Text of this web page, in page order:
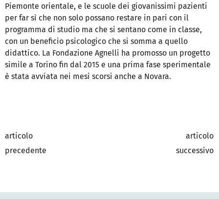
Piemonte orientale, e le scuole dei giovanissimi pazienti
per far sì che non solo possano restare in pari con il
programma di studio ma che si sentano come in classe,
con un beneficio psicologico che si somma a quello
didattico. La Fondazione Agnelli ha promosso un progetto
simile a Torino fin dal 2015 e una prima fase sperimentale
è stata avviata nei mesi scorsi anche a Novara.
articolo
precedente
articolo
successivo